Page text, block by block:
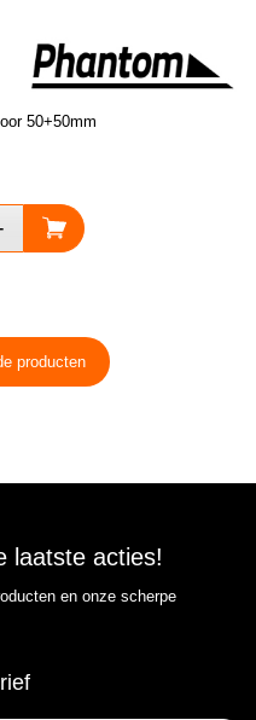
50+50mm
producten
laatste acties!
en onze scherpe